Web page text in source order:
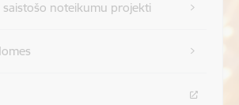
saistošo noteikumu projekti